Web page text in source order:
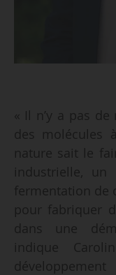
« Il n’y a pas
des
nature sait le
industrielle,
fermentation de
pour fabriquer
dans une
indique